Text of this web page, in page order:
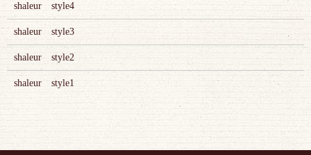
shaleur style4
shaleur style3
shaleur style2
shaleur style1